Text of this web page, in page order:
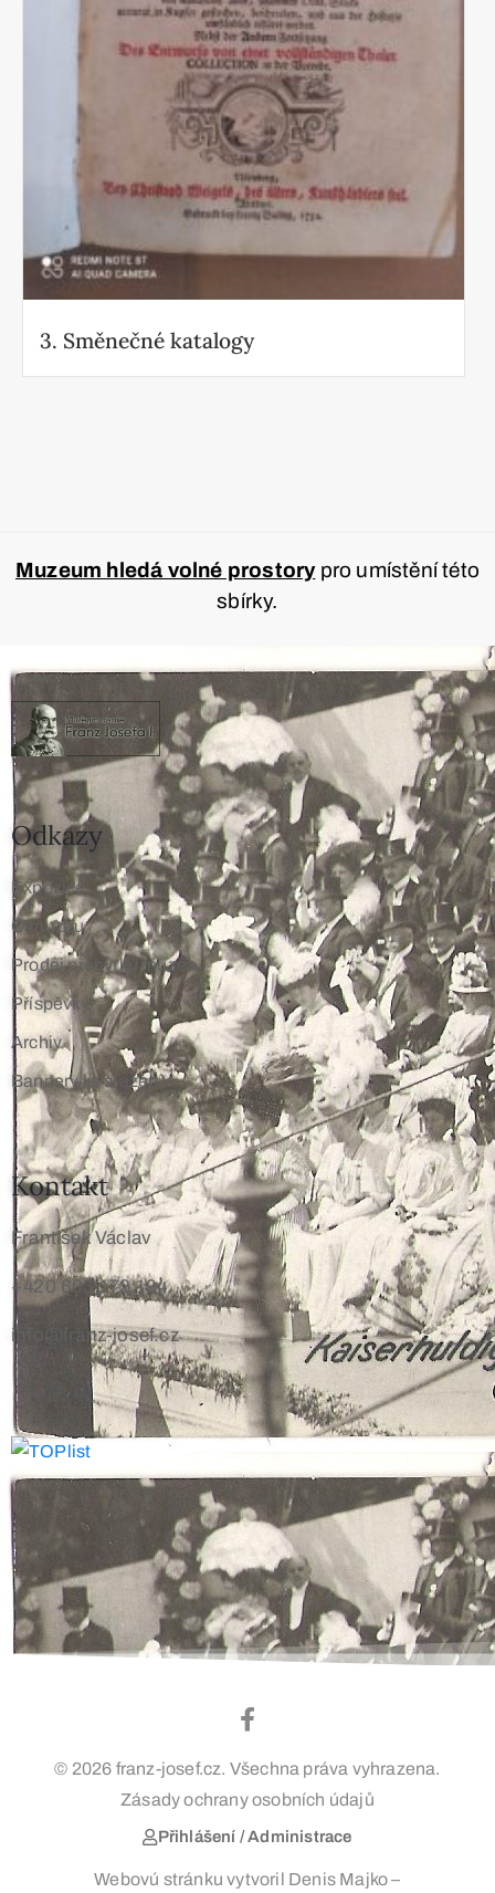
3. Směnečné katalogy
Muzeum hledá volné prostorypro umístění této
sbírky.
Odkazy
Expozice
O muzeu
Prodej přebytků muzea
Příspěvky
Archiv
Bannery ke stažení
Kontakt
František Václav
+420 603 172 194
info@franz-josef.cz
© 2026 franz-josef.cz. Všechna práva vyhrazena.
Zásady ochrany osobních údajů
Přihlášení / Administrace
Webovú stránku vytvoril Denis Majko –